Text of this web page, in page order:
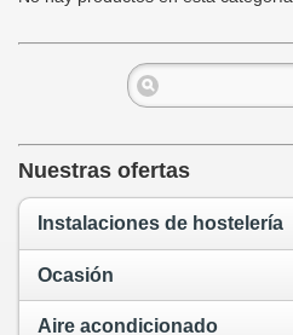
Nuestras ofertas
Instalaciones de hostelería
Ocasión
Aire acondicionado